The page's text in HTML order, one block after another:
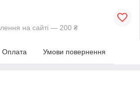
на сайті — 200 ₴
Оплата Умови повернення